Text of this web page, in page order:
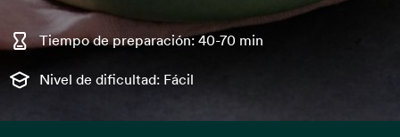
Tiempo de preparación: 40-70 min
Nivel de dificultad: Fácil